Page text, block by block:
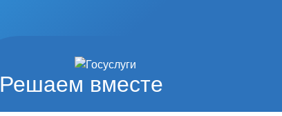
Решаем вместе